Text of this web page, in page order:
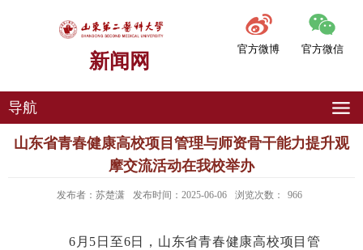
新闻网
官方微博 官方微信
导航
山东省青春健康高校项目管理与师资骨干能力提升观
摩交流活动在我校举办
发布者：苏楚潇 发布时间：2025-06-06 浏览次数： 966
6月5日至6日，山东省青春健康高校项目管